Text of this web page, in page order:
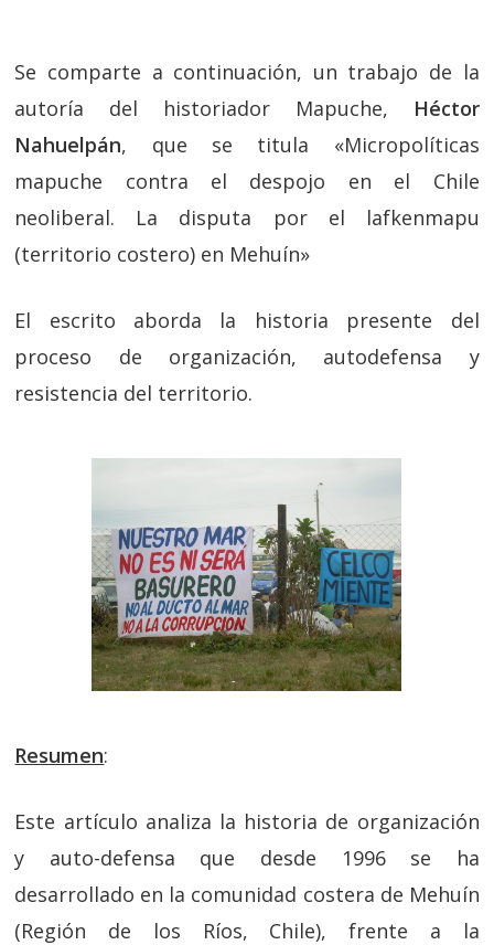
Se comparte a continuación, un trabajo de la
autoría del historiador Mapuche,
Héctor
Nahuelpán, que se titula «Micropolíticas
mapuche contra el despojo en el Chile
neoliberal. La disputa por el lafkenmapu
(territorio costero) en Mehuín»
El escrito aborda la historia presente del
proceso de organización, autodefensa y
resistencia del territorio.
Resumen:
Este artículo analiza la historia de organización
y auto-defensa que desde 1996 se ha
desarrollado en la comunidad costera de Mehuín
(Región de los Ríos, Chile), frente a la